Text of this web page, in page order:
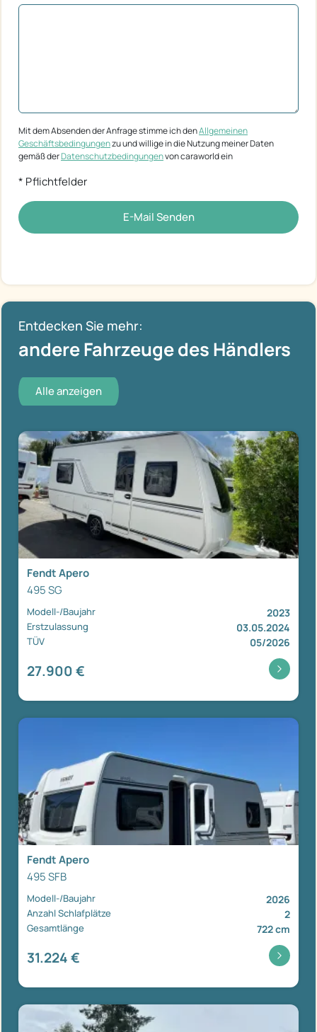
Mit dem Absenden der Anfrage stimme ich denAllgemeinen
Geschäftsbedingungenzu und willige in die Nutzung meiner Daten
gemäß derDatenschutzbedingungenvon caraworld ein
* Pflichtfelder
E-Mail Senden
Entdecken Sie mehr:
andere Fahrzeuge des Händlers
Alle anzeigen
Fendt Apero
495 SG
Modell-/Baujahr 2023
Erstzulassung 03.05.2024
TÜV 05/2026
27.900 €
Fendt Apero
495 SFB
Modell-/Baujahr 2026
Anzahl Schlafplätze 2
Gesamtlänge 722 cm
31.224 €